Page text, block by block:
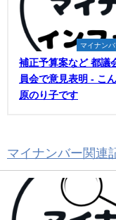
マイナン
補正予算案など 都議
員会で意見表明 - こ
原のり子です
マイナンバー関連